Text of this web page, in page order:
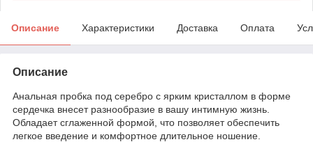
Описание Характеристики Доставка Оплата
Описание
Анальная пробка под серебро с ярким кристаллом в форме
сердечка внесет разнообразие в вашу интимную жизнь.
Обладает сглаженной формой, что позволяет обеспечить
легкое введение и комфортное длительное ношение.